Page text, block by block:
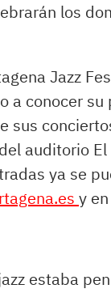
los
Jazz
a conocer
sus
auditorio
ya se
y
estaba